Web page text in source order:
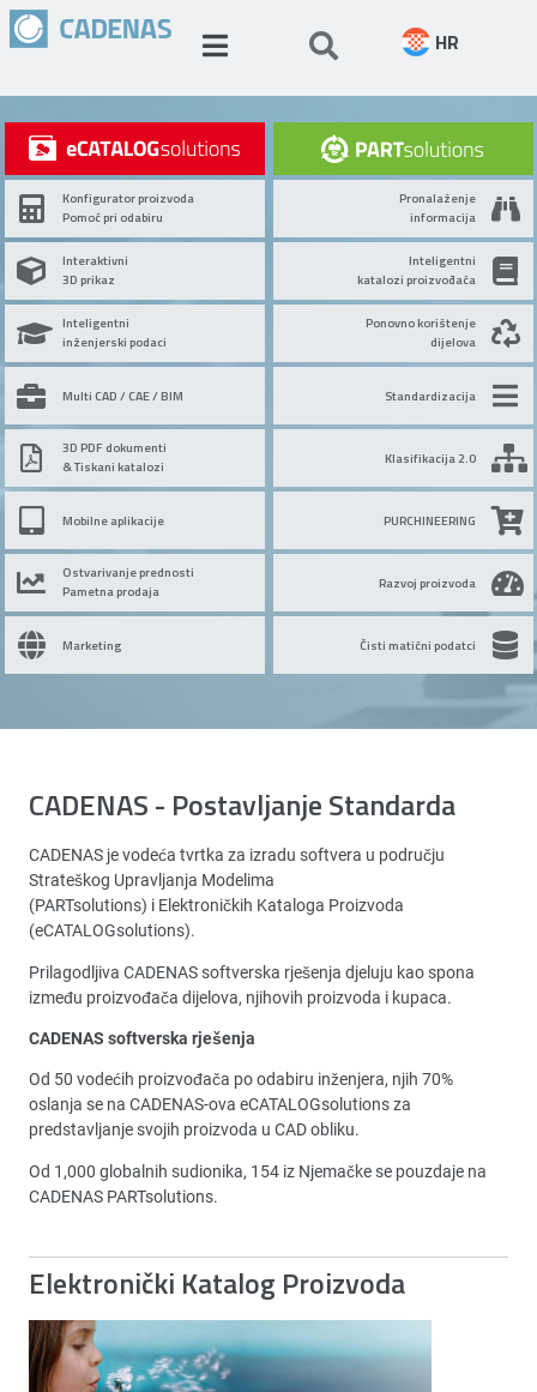
HR
Konfigurator proizvoda
Pomoć pri odabiru
Interaktivni
3D prikaz
Inteligentni
inženjerski podaci
Multi CAD / CAE / BIM
3D PDF dokumenti
& Tiskani katalozi
Mobilne aplikacije
Ostvarivanje prednosti
Pametna prodaja
Marketing
Pronalaženje
informacija
Inteligentni
katalozi proizvođača
Ponovno korištenje
dijelova
Standardizacija
Klasifikacija 2.0
PURCHINEERING
Razvoj proizvoda
Čisti matični podatci
CADENAS - Postavljanje Standarda
CADENAS je vodeća tvrtka za izradu softvera u području
Strateškog Upravljanja Modelima
(PARTsolutions) i Elektroničkih Kataloga Proizvoda
(eCATALOGsolutions).
Prilagodljiva CADENAS softverska rješenja djeluju kao spona
između proizvođača dijelova, njihovih proizvoda i kupaca.
CADENAS softverska rješenja
Od 50 vodećih proizvođača po odabiru inženjera, njih 70%
oslanja se na CADENAS-ova eCATALOGsolutions za
predstavljanje svojih proizvoda u CAD obliku.
Od 1,000 globalnih sudionika, 154 iz Njemačke se pouzdaje na
CADENAS PARTsolutions.
Elektronički Katalog Proizvoda